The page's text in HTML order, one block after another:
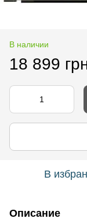
В наличии
18 899
В
Описание